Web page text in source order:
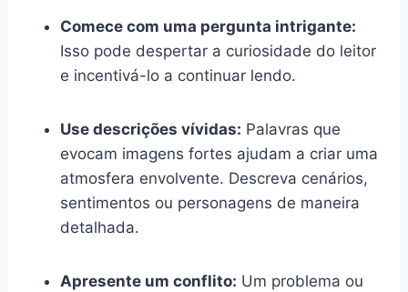
Comece com uma pergunta intrigante:
Isso pode despertar a curiosidade do leitor
e incentivá-lo a continuar lendo.
Use descrições vívidas: Palavras que
evocam imagens fortes ajudam a criar uma
atmosfera envolvente. Descreva cenários,
sentimentos ou personagens de maneira
detalhada.
Apresente um conflito: Um problema ou